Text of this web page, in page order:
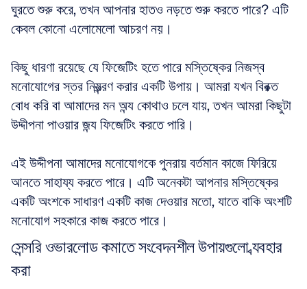
ঘুরতে শুরু করে, তখন আপনার হাতও নড়তে শুরু করতে পারে? এটি
কেবল কোনো এলোমেলো আচরণ নয়।
কিছু ধারণা রয়েছে যে ফিজেটিং হতে পারে মস্তিষ্কের নিজস্ব
মনোযোগের স্তর নিয়ন্ত্রণ করার একটি উপায়। আমরা যখন বিরক্ত
বোধ করি বা আমাদের মন অন্য কোথাও চলে যায়, তখন আমরা কিছুটা
উদ্দীপনা পাওয়ার জন্য ফিজেটিং করতে পারি।
এই উদ্দীপনা আমাদের মনোযোগকে পুনরায় বর্তমান কাজে ফিরিয়ে
আনতে সাহায্য করতে পারে। এটি অনেকটা আপনার মস্তিষ্কের
একটি অংশকে সাধারণ একটি কাজ দেওয়ার মতো, যাতে বাকি অংশটি
মনোযোগ সহকারে কাজ করতে পারে।
সেন্সরি ওভারলোড কমাতে সংবেদনশীল উপায়গুলো ব্যবহার
করা